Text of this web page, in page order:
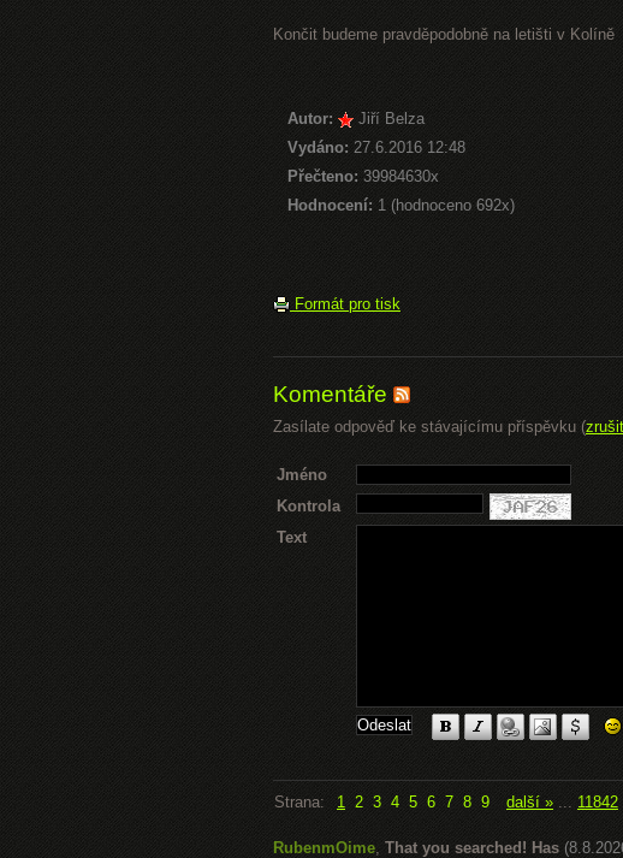
Končit budeme pravděpodobně na letišti v Kolíně
Autor:
Jiří Belza
Vydáno: 27.6.2016 12:48
Přečteno: 39984630x
Hodnocení: 1 (hodnoceno 692x)
Formát pro tisk
Komentáře
Zasílate odpověď ke stávajícímu příspěvku (zrušit
Jméno
Kontrola
Text
Strana: 1 2 3 4 5 6 7 8 9 další » ... 11842
RubenmOime, That you searched! Has